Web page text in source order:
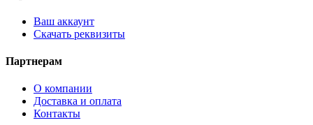
Ваш аккаунт
Скачать реквизиты
Партнерам
О компании
Доставка и оплата
Контакты